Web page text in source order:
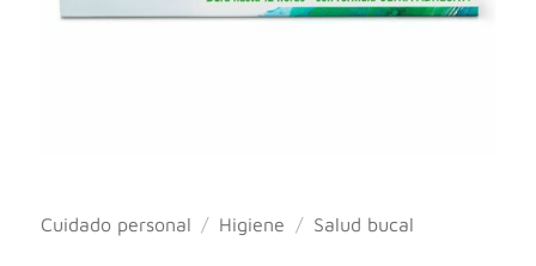
Cuidado personal / Higiene / Salud bucal